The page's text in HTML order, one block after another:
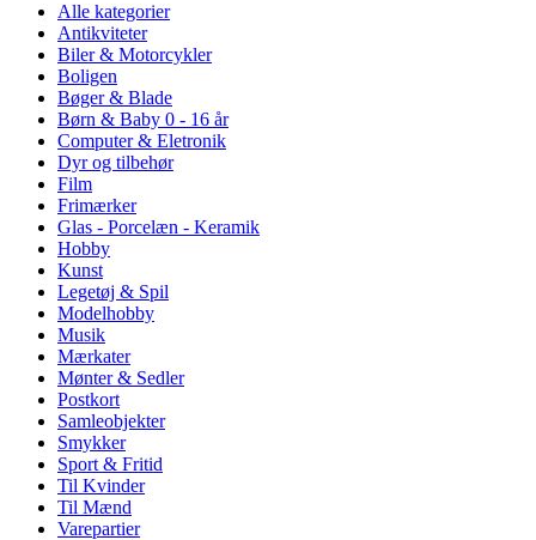
Alle kategorier
Antikviteter
Biler & Motorcykler
Boligen
Bøger & Blade
Børn & Baby 0 - 16 år
Computer & Eletronik
Dyr og tilbehør
Film
Frimærker
Glas - Porcelæn - Keramik
Hobby
Kunst
Legetøj & Spil
Modelhobby
Musik
Mærkater
Mønter & Sedler
Postkort
Samleobjekter
Smykker
Sport & Fritid
Til Kvinder
Til Mænd
Varepartier